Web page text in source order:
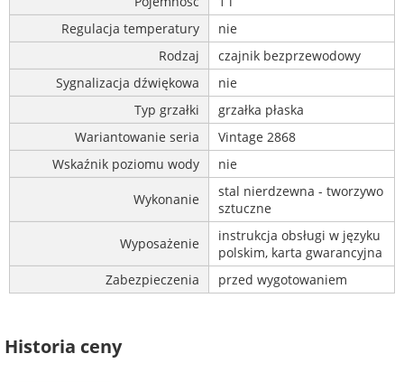
Regulacja temperatury
nie
Rodzaj
czajnik bezprzewodowy
Sygnalizacja dźwiękowa
nie
Typ grzałki
grzałka płaska
Wariantowanie seria
Vintage 2868
Wskaźnik poziomu wody
nie
Wykonanie
stal nierdzewna - tworzywo
sztuczne
Wyposażenie
instrukcja obsługi w języku
polskim, karta gwarancyjna
Zabezpieczenia
przed wygotowaniem
Historia ceny